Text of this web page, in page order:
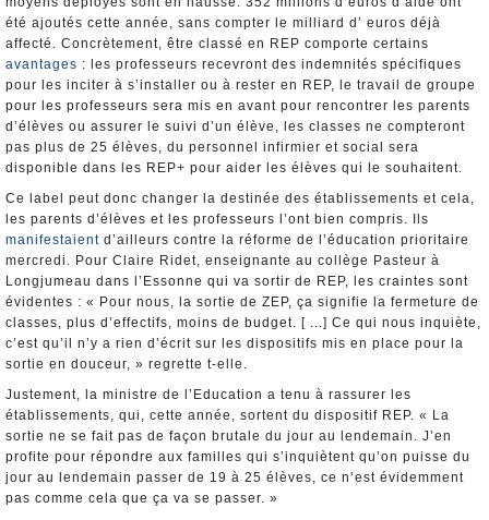
été ajoutés cette année, sans compter le milliard d’ euros déjà
affecté. Concrètement, être classé en REP comporte certains
avantages : les professeurs recevront des indemnités spécifiques
pour les inciter à s’installer ou à rester en REP, le travail de groupe
pour les professeurs sera mis en avant pour rencontrer les parents
d’élèves ou assurer le suivi d’un élève, les classes ne compteront
pas plus de 25 élèves, du personnel infirmier et social sera
disponible dans les REP+ pour aider les élèves qui le souhaitent.
Ce label peut donc changer la destinée des établissements et cela,
les parents d’élèves et les professeurs l’ont bien compris. Ils
manifestaient d’ailleurs contre la réforme de l’éducation prioritaire
mercredi. Pour Claire Ridet, enseignante au collège Pasteur à
Longjumeau dans l’Essonne qui va sortir de REP, les craintes sont
évidentes : « Pour nous, la sortie de ZEP, ça signifie la fermeture de
classes, plus d’effectifs, moins de budget. [ ...] Ce qui nous inquiète,
c’est qu’il n’y a rien d’écrit sur les dispositifs mis en place pour la
sortie en douceur, » regrette t-elle.
Justement, la ministre de l’Education a tenu à rassurer les
établissements, qui, cette année, sortent du dispositif REP. « La
sortie ne se fait pas de façon brutale du jour au lendemain. J’en
profite pour répondre aux familles qui s’inquiètent qu’on puisse du
jour au lendemain passer de 19 à 25 élèves, ce n’est évidemment
pas comme cela que ça va se passer. »